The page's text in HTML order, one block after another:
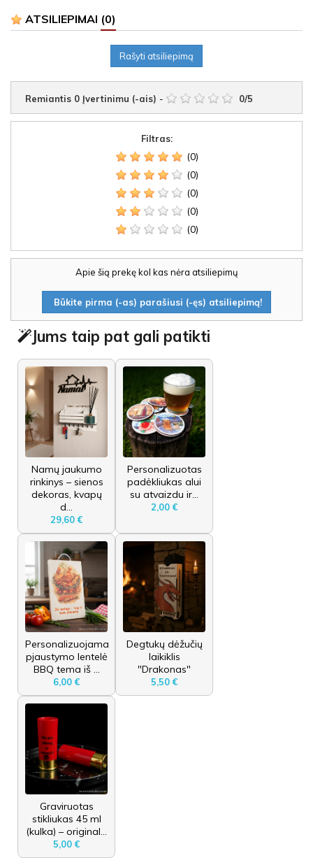
ATSILIEPIMAI (0)
Rašyti atsiliepimą
Remiantis 0 Įvertinimu (-ais) - 0/5
Filtras:
(0)
(0)
(0)
(0)
(0)
Apie šią prekę kol kas nėra atsiliepimų
Būkite pirma (-as) parašiusi (-ęs) atsiliepimą!
Jums taip pat gali patikti
Namų jaukumo
rinkinys – sienos
dekoras, kvapų
d...
29,60 €
Personalizuotas
padėkliukas alui
su atvaizdu ir...
2,00 €
Personalizuojama
pjaustymo lentelė
BBQ tema iš ...
6,00 €
Degtukų dėžučių
laikiklis
"Drakonas"
5,50 €
Graviruotas
stikliukas 45 ml
(kulka) – original...
5,00 €